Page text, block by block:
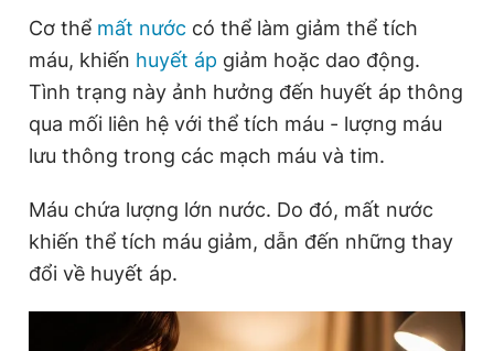
Sản phẩm khác
Tiện ích Bạn cần biết
Thông tin tòa soạn Liên hệ quảng cáo
Đọc Thanh Niên trên điện thoại
Cơ thể mất nước có thể làm giảm thể tích
máu, khiến huyết áp giảm hoặc dao động.
Tình trạng này ảnh hưởng đến huyết áp thông
qua mối liên hệ với thể tích máu - lượng máu
lưu thông trong các mạch máu và tim.
Máu chứa lượng lớn nước. Do đó, mất nước
khiến thể tích máu giảm, dẫn đến những thay
đổi về huyết áp.